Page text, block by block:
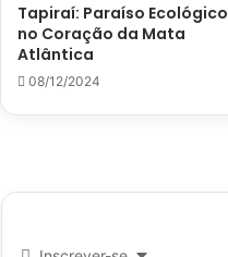
Tapiraí: Paraíso Ecológico
no Coração da Mata
Atlântica
08/12/2024